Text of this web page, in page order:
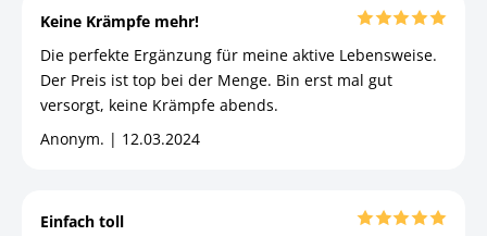
Keine Krämpfe mehr!
Die perfekte Ergänzung für meine aktive Lebensweise.
Der Preis ist top bei der Menge. Bin erst mal gut
versorgt, keine Krämpfe abends.
Anonym. | 12.03.2024
Einfach toll